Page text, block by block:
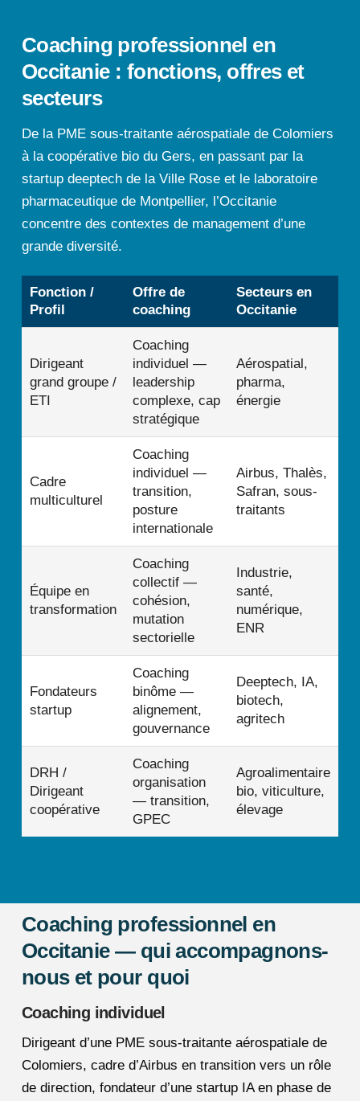
Coaching professionnel en
Occitanie : fonctions, offres et
secteurs
De la PME sous-traitante aérospatiale de Colomiers
à la coopérative bio du Gers, en passant par la
startup deeptech de la Ville Rose et le laboratoire
pharmaceutique de Montpellier, l’Occitanie
concentre des contextes de management d’une
grande diversité.
Fonction /
Profil
Offre de
coaching
Secteurs en
Occitanie
Dirigeant
grand groupe /
ETI
Coaching
individuel —
leadership
complexe, cap
stratégique
Aérospatial,
pharma,
énergie
Cadre
multiculturel
Coaching
individuel —
transition,
posture
internationale
Airbus, Thalès,
Safran, sous-
traitants
Équipe en
transformation
Coaching
collectif —
cohésion,
mutation
sectorielle
Industrie,
santé,
numérique,
ENR
Fondateurs
startup
Coaching
binôme —
alignement,
gouvernance
Deeptech, IA,
biotech,
agritech
DRH /
Dirigeant
coopérative
Coaching
organisation
— transition,
GPEC
Agroalimentaire
bio, viticulture,
élevage
Coaching professionnel en
Occitanie — qui accompagnons-
nous et pour quoi
Coaching individuel
Dirigeant d’une PME sous-traitante aérospatiale de
Colomiers, cadre d’Airbus en transition vers un rôle
de direction, fondateur d’une startup IA en phase de